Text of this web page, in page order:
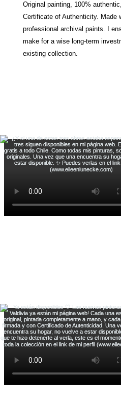
Original painting, 100%
Certificate of Authenticity. Made
professional archival paints. I
make for a wise long-term
existing collection.